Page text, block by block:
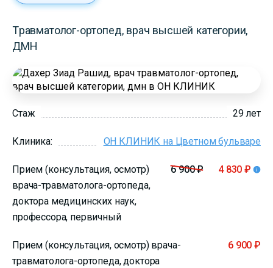
Травматолог-ортопед, врач высшей категории,
ДМН
Стаж 29 лет
Клиника: ОН КЛИНИК на Цветном бульваре
Прием (консультация, осмотр)
врача-травматолога-ортопеда,
доктора медицинских наук,
профессора, первичный
6 900 ₽ 4 830 ₽
Прием (консультация, осмотр) врача-
травматолога-ортопеда, доктора
6 900 ₽